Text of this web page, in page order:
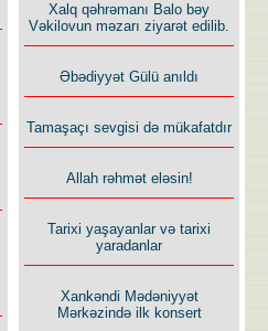
Xalq qəhrəmanı Balo bəy
Vəkilovun məzarı ziyarət edilib.
Əbədiyyət Gülü anıldı
Tamaşaçı sevgisi də mükafatdır
Allah rəhmət eləsin!
Tarixi yaşayanlar və tarixi
yaradanlar
Xankəndi Mədəniyyət
Mərkəzində ilk konsert